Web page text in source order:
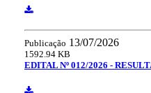
Publicação 13/07/2026
1592.94 KB
EDITAL Nº 012/2026 -